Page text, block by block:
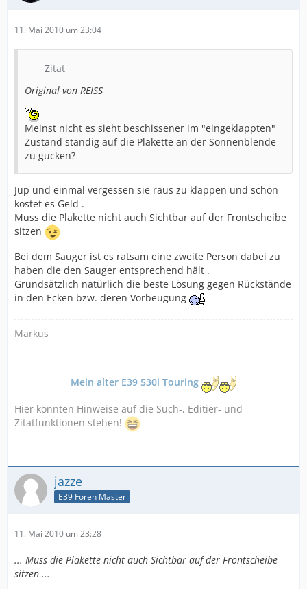
11. Mai 2010 um 23:04
Zitat
Original von REISS
Meinst nicht es sieht beschissener im "eingeklappten"
Zustand ständig auf die Plakette an der Sonnenblende
zu gucken?
Jup und einmal vergessen sie raus zu klappen und schon
kostet es Geld .
Muss die Plakette nicht auch Sichtbar auf der Frontscheibe
sitzen
Bei dem Sauger ist es ratsam eine zweite Person dabei zu
haben die den Sauger entsprechend hält .
Grundsätzlich natürlich die beste Lösung gegen Rückstände
in den Ecken bzw. deren Vorbeugung
Markus
Mein alter E39 530i Touring
Hier könnten Hinweise auf die Such-, Editier- und
Zitatfunktionen stehen!
jazze
E39 Foren Master
11. Mai 2010 um 23:28
... Muss die Plakette nicht auch Sichtbar auf der Frontscheibe
sitzen ...